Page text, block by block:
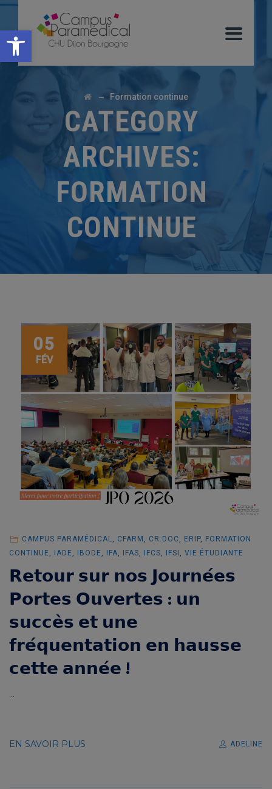
Ouvrir la barre d’outils
→ Formation continue
CATEGORY
ARCHIVES:
FORMATION
CONTINUE
05
FÉV
CAMPUS PARAMÉDICAL, CFARM , CR.DOC, ERIP, FORMATION
CONTINUE, IADE, IBODE, IFA, IFAS, IFCS, IFSI , VIE ÉTUDIANTE
𝗥𝗲𝘁𝗼𝘂𝗿 𝘀𝘂𝗿 𝗻𝗼𝘀 𝗝𝗼𝘂𝗿𝗻𝗲́𝗲𝘀
𝗣𝗼𝗿𝘁𝗲𝘀 𝗢𝘂𝘃𝗲𝗿𝘁𝗲𝘀 : 𝘂𝗻
𝘀𝘂𝗰𝗰𝗲̀𝘀 𝗲𝘁 𝘂𝗻𝗲
𝗳𝗿𝗲́𝗾𝘂𝗲𝗻𝘁𝗮𝘁𝗶𝗼𝗻 𝗲𝗻 𝗵𝗮𝘂𝘀𝘀𝗲
𝗰𝗲𝘁𝘁𝗲 𝗮𝗻𝗻𝗲́𝗲 !
...
EN SAVOIR PLUS ADELINE